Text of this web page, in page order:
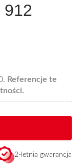
912
Referencje te
2-letnia gwarancja